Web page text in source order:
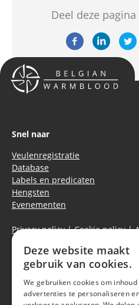
Deel deze
Snel naar
Veulenregistratie
Database
Labels en predicaten
Hengsten
Evenementen
Privacy policy|Cookie policy|
Belgian Warmblood -
Waversebaan 99
Deze website maakt
gebruik van cookies.
We gebruiken cookies om inhoud
advertenties te personaliseren